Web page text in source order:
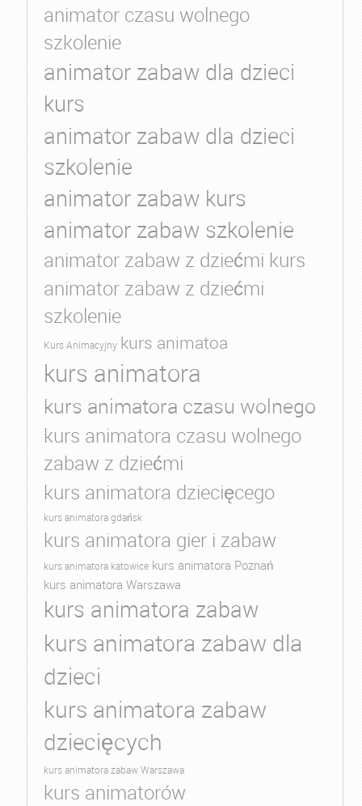
animator czasu wolnego
szkolenie
animator zabaw dla dzieci
kurs
animator zabaw dla dzieci
szkolenie
animator zabaw kurs
animator zabaw szkolenie
animator zabaw z dziećmi kurs
animator zabaw z dziećmi
szkolenie
Kurs Animacyjny kurs animatoa
kurs animatora
kurs animatora czasu wolnego
kurs animatora czasu wolnego
zabaw z dziećmi
kurs animatora dziecięcego
kurs animatora gdańsk
kurs animatora gier i zabaw
kurs animatora katowice kurs animatora Poznań
kurs animatora Warszawa
kurs animatora zabaw
kurs animatora zabaw dla
dzieci
kurs animatora zabaw
dziecięcych
kurs animatora zabaw Warszawa
kurs animatorów